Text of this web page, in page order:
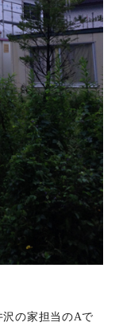
の家担当のAで